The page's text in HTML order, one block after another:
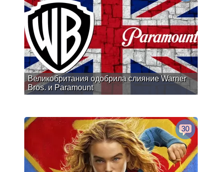
Великобритания одобрила слияние Warner
Bros. и Paramount
30